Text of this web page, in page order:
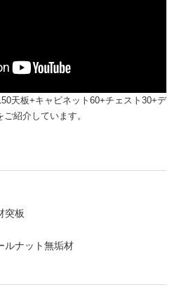
天板+キャビネット60+チェスト30+デ
ご紹介しています。
突板
ルナット無垢材